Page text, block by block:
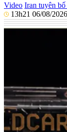
Video Iran tuyên
13h21 06/08/2026